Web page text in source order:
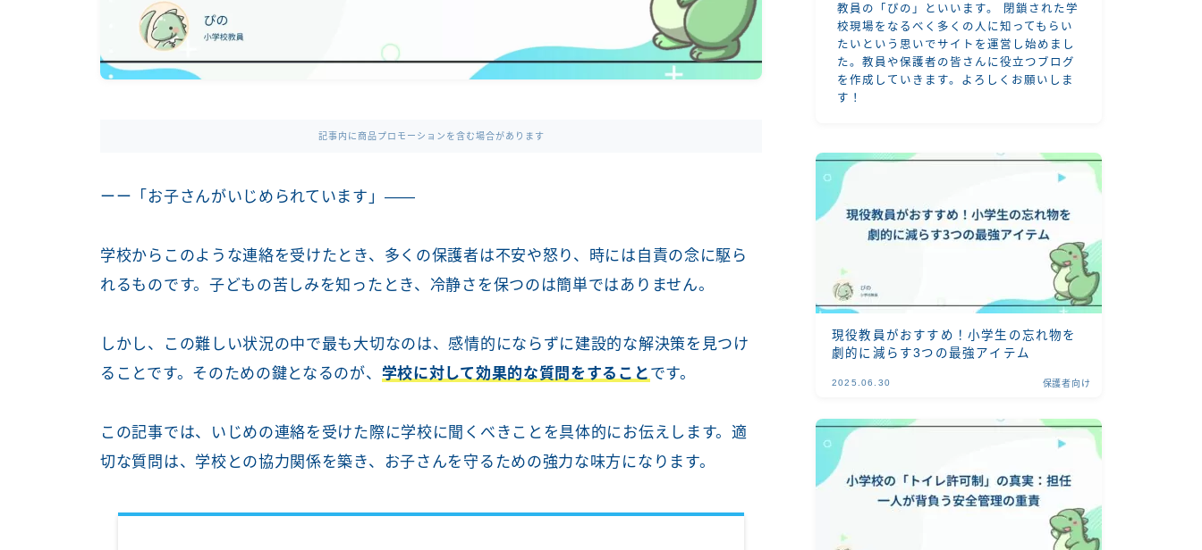
記事内に商品プロモーションを含む場合があります
ーー「お子さんがいじめられています」——
学校からこのような連絡を受けたとき、多くの保護者は不安や怒り、時には自責の念に駆ら
れるものです。子どもの苦しみを知ったとき、冷静さを保つのは簡単ではありません。
しかし、この難しい状況の中で最も大切なのは、感情的にならずに建設的な解決策を見つけ
ることです。そのための鍵となるのが、 学校に対して効果的な質問をすること です。
この記事では、いじめの連絡を受けた際に学校に聞くべきことを具体的にお伝えします。適
切な質問は、学校との協力関係を築き、お子さんを守るための強力な味方になります。
教員の「ぴの」といいます。 閉鎖された学
校現場をなるべく多くの人に知ってもらい
たいという思いでサイトを運営し始めまし
た。教員や保護者の皆さんに役立つブログ
を作成していきます。よろしくお願いしま
す！
現役教員がおすすめ！小学生の忘れ物を
劇的に減らす3つの最強アイテム
2025.06.30 保護者向け